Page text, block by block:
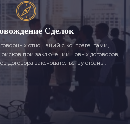
Сделок
отношений с контрагентами,
при заключении новых договоров,
договора законодательству страны.